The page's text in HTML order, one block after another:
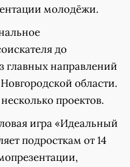
молодёжи.
до
главных направлений
области.
проектов.
игра «Идеальный
подросткам от 14